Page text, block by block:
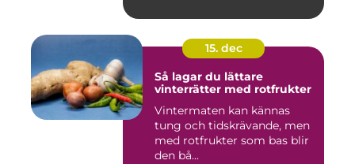
15. dec
Så lagar du lättare
vinterrätter med rotfrukter
Vintermaten kan kännas
tung och tidskrävande, men
med rotfrukter som bas blir
den bå...